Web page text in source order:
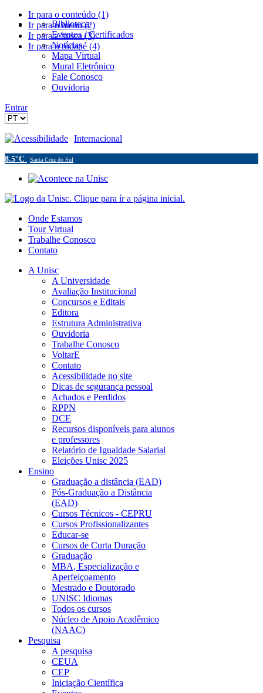
Ir para o conteúdo (1)
Ir para o menu (2)
Ir para a busca (3)
Ir para o rodapé (4)
Biblioteca
Eventos / Certificados
Notícias
Mapa Virtual
Mural Eletrônico
Fale Conosco
Ouvidoria
Entrar
Acessibilidade Internacional
8.5°C Santa Cruz do Sul
Onde Estamos
Tour Virtual
Trabalhe Conosco
Contato
A Unisc
A Universidade
Avaliação Institucional
Concursos e Editais
Editora
Estrutura Administrativa
Ouvidoria
Trabalhe Conosco
VoltarE
Contato
Acessibilidade no site
Dicas de segurança pessoal
Achados e Perdidos
RPPN
DCE
Recursos disponíveis para alunos
e professores
Relatório de Igualdade Salarial
Eleições Unisc 2025
Ensino
Graduação a distância (EAD)
Pós-Graduação a Distância
(EAD)
Cursos Técnicos - CEPRU
Cursos Profissionalizantes
Educar-se
Cursos de Curta Duração
Graduação
MBA, Especialização e
Aperfeiçoamento
Mestrado e Doutorado
UNISC Idiomas
Todos os cursos
Núcleo de Apoio Acadêmico
(NAAC)
Pesquisa
A pesquisa
CEUA
CEP
Iniciação Científica